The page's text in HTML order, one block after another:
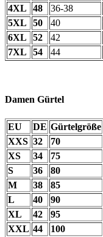
4XL
48 36-38
5XL
50 40
6XL
52 42
7XL
54 44
Damen Gürtel
EU DE Gürtelgröße
XXS 32 70
XS
34 75
S
36 80
M
38 85
L
40 90
XL
42 95
XXL 44 100